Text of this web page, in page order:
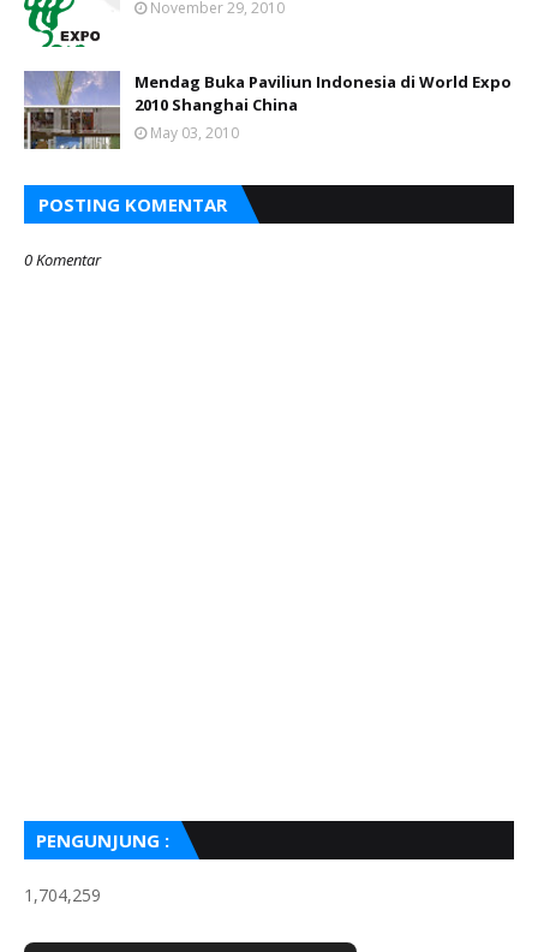
November 29, 2010
Mendag Buka Paviliun Indonesia di World Expo
2010 Shanghai China
May 03, 2010
POSTING KOMENTAR
0 Komentar
PENGUNJUNG :
1,704,259